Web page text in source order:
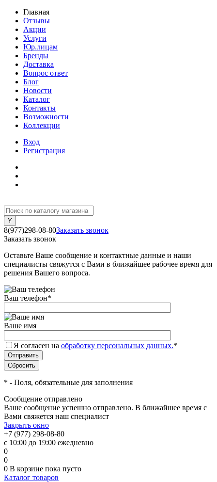
Главная
Отзывы
Акции
Услуги
Юр.лицам
Бренды
Доставка
Вопрос ответ
Блог
Новости
Каталог
Контакты
Возможности
Коллекции
Вход
Регистрация
8(977)298-08-80Заказать звонок
Заказать звонок
Оставьте Ваше сообщение и контактные данные и наши
специалисты свяжутся с Вами в ближайшее рабочее время для
решения Вашего вопроса.
Ваш телефон*
Ваше имя
Я согласен на обработку персональных данных.*
* - Поля, обязательные для заполнения
Сообщение отправлено
Ваше сообщение успешно отправлено. В ближайшее время с
Вами свяжется наш специалист
Закрыть окно
+7 (977) 298-08-80
с 10:00 до 19:00 ежедневно
0
0
0 В корзине пока пусто
Каталог товаров